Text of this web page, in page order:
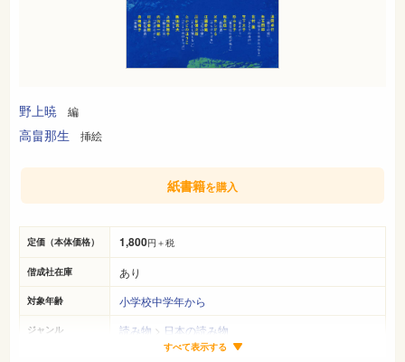
野上暁 編
高畠那生 挿絵
定価（本体価格） 1,800円＋税
偕成社在庫 あり
対象年齢 小学校中学年から
ジャンル 読み物 > 日本の読み物
すべて表示する
紙書籍を購入